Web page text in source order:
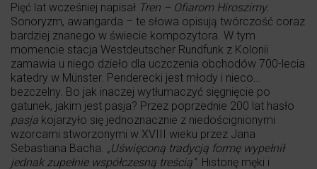
Pięć lat wcześniej napisał Tren – Ofiarom Hiroszimy.
Sonoryzm, awangarda – te słowa opisują twórczość coraz
bardziej znanego w świecie kompozytora. W tym
momencie stacja Westdeutscher Rundfunk z Kolonii
zamawia u niego dzieło dla uczczenia obchodów 700-lecia
katedry w Münster. Penderecki jest młody i nieco…
bezczelny. Bo jak inaczej wytłumaczyć sięgnięcie po
gatunek, jakim jest pasja? Przez poprzednie 200 lat hasło
pasja kojarzyło się jednoznacznie z niedoścignionymi
wzorcami stworzonymi w XVIII wieku przez Jana
Sebastiana Bacha. „Uświęconą tradycją formę wypełnił
jednak zupełnie współczesną treścią”. Historię męki i